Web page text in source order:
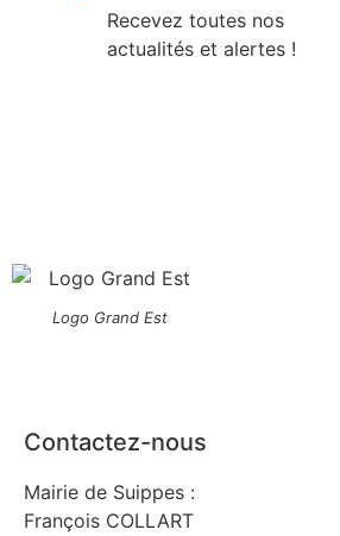
Recevez toutes nos
actualités et alertes !
Logo Grand Est
Contactez-nous
Mairie de Suippes :
François COLLART